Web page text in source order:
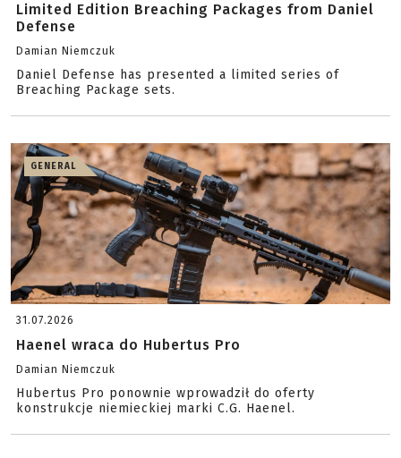
Limited Edition Breaching Packages from Daniel
Defense
Damian Niemczuk
Daniel Defense has presented a limited series of
Breaching Package sets.
GENERAL
31.07.2026
Haenel wraca do Hubertus Pro
Damian Niemczuk
Hubertus Pro ponownie wprowadził do oferty
konstrukcje niemieckiej marki C.G. Haenel.